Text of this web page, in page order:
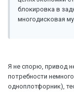
блокировка в
многодисковая
Я не спорю, привод
потребности
одноплотфорник),